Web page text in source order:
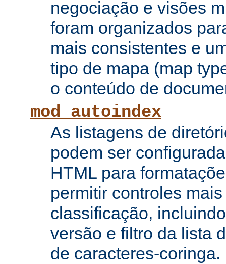
negociação e visões
foram organizados
mais consistentes e
tipo de mapa (map
o conteúdo de
mod_autoindex
As listagens de
podem ser
HTML para
permitir controles
classificação,
versão e filtro da lista
de caracteres-coringa.